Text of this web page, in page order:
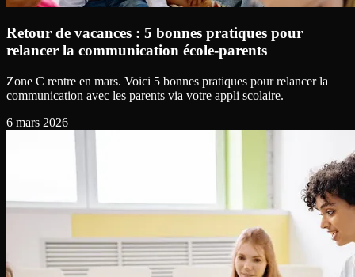
Retour de vacances : 5 bonnes pratiques pour
relancer la communication école-parents
Zone C rentre en mars. Voici 5 bonnes pratiques pour relancer la
communication avec les parents via votre appli scolaire.
6 mars 2026